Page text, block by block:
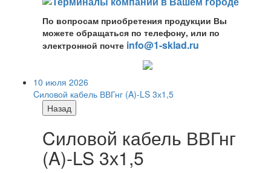
По вопросам приобретения продукции Вы
можете обращаться по телефону, или по
электронной почте info@1-sklad.ru
10 июля 2026
Cиловой кабель ВВГнг (A)-LS 3х1,5
Назад
Cиловой кабель ВВГнг
(A)-LS 3х1,5